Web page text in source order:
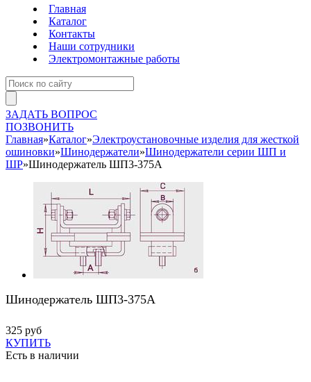
Главная
Каталог
Контакты
Наши сотрудники
Электромонтажные работы
ЗАДАТЬ ВОПРОС
ПОЗВОНИТЬ
Главная»Каталог»Электроустановочные изделия для жесткой
ошиновки»Шинодержатели»Шинодержатели серии ШП и
ШР»Шинодержатель ШП3-375А
Шинодержатель ШП3-375А
325 руб
КУПИТЬ
Есть в наличии